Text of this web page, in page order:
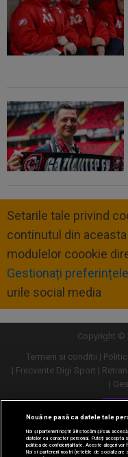
Setarile tale privind
continutul din
modulelor coookie
Gestionați preferințele
urile social media
Copyright ©
Termeni si conditii
Frecvente Digi Sport
Nouă ne pasă ca datele tale
Noi și partenerii noștri30stocăm și/sau
datelor cu caracter personal. Puteți accepta
politica de confidențialitate. Aceste alegeri vor
Noi si partenerii nostri (retelele de